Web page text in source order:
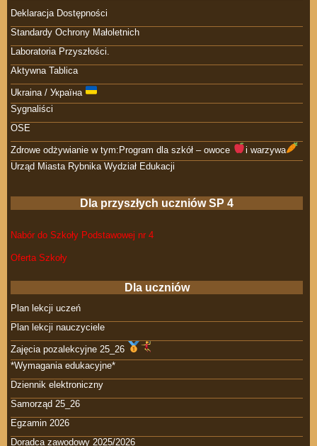
Deklaracja Dostępności
Standardy Ochrony Małoletnich
Laboratoria Przyszłości.
Aktywna Tablica
Ukraina / Україна
Sygnaliści
OSE
Zdrowe odżywianie w tym:Program dla szkół – owoce
i warzywa
Urząd Miasta Rybnika Wydział Edukacji
Dla przyszłych uczniów SP 4
Nabór do Szkoły Podstawowej nr 4
Oferta Szkoły
Dla uczniów
Plan lekcji uczeń
Plan lekcji nauczyciele
Zajęcia pozalekcyjne 25_26
*Wymagania edukacyjne*
Dziennik elektroniczny
Samorząd 25_26
Egzamin 2026
Doradca zawodowy 2025/2026